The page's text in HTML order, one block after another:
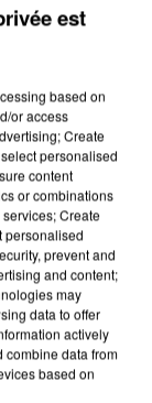
est
based on
or access
Create
personalised
content
or combinations
Create
personalised
prevent and
and content;
may
data to offer
actively
combine data from
based on